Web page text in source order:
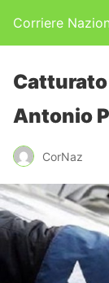
Corriere
Antonio
CorNaz